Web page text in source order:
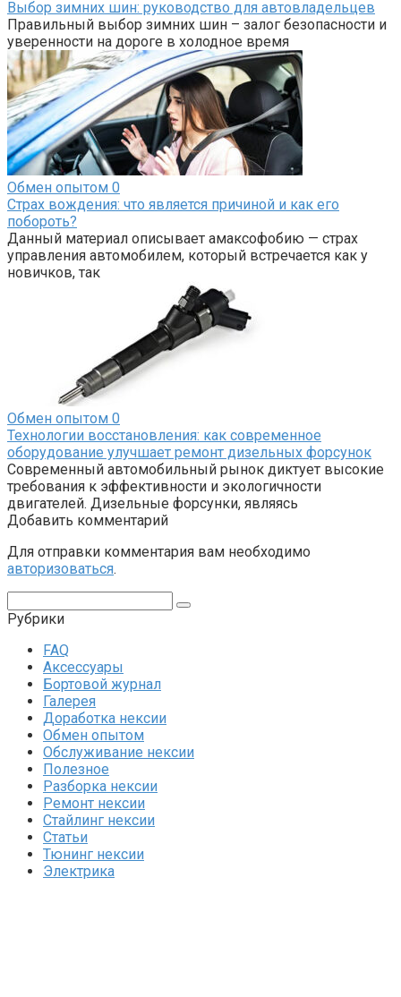
Выбор зимних шин: руководство для автовладельцев
Правильный выбор зимних шин – залог безопасности и
уверенности на дороге в холодное время
Обмен опытом 0
Страх вождения: что является причиной и как его
побороть?
Данный материал описывает амаксофобию — страх
управления автомобилем, который встречается как у
новичков, так
Обмен опытом 0
Технологии восстановления: как современное
оборудование улучшает ремонт дизельных форсунок
Современный автомобильный рынок диктует высокие
требования к эффективности и экологичности
двигателей. Дизельные форсунки, являясь
Добавить комментарий
Для отправки комментария вам необходимо
авторизоваться.
Рубрики
FAQ
Аксессуары
Бортовой журнал
Галерея
Доработка нексии
Обмен опытом
Обслуживание нексии
Полезное
Разборка нексии
Ремонт нексии
Стайлинг нексии
Статьи
Тюнинг нексии
Электрика